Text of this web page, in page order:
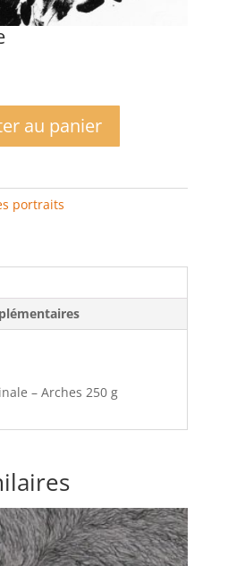
au panier
portraits
– Arches 250 g